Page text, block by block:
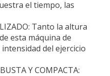
el tiempo, las
Tanto la altura
esta máquina de
del ejercicio
Y COMPACTA: